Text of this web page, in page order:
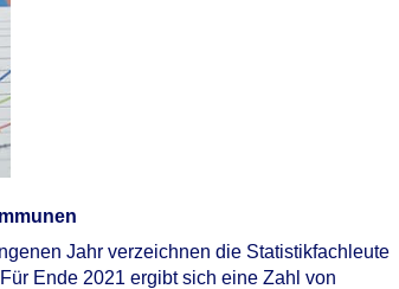
Jahr verzeichnen die Statistikfachleute
Ende 2021 ergibt sich eine Zahl von